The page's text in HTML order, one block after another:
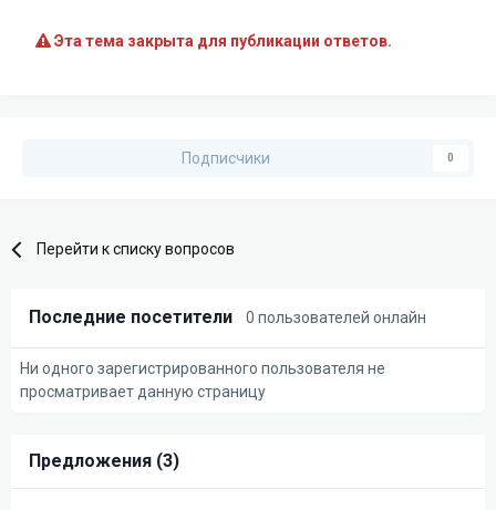
Эта тема закрыта для публикации ответов.
Подписчики 0
Перейти к списку вопросов
Последние посетители 0 пользователей онлайн
Ни одного зарегистрированного пользователя не
просматривает данную страницу
Предложения (3)